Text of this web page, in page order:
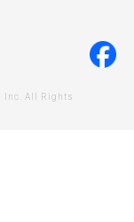
Inc. All Rights